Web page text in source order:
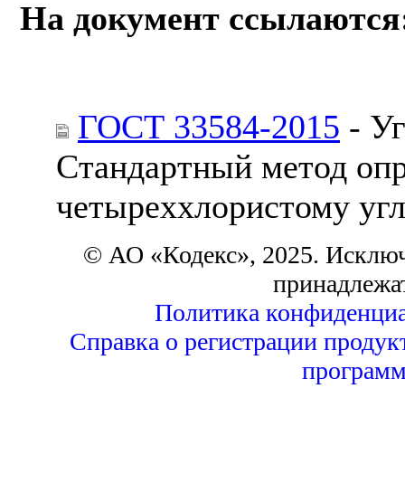
На документ
ГОСТ 33584-2015 -
Стандартный метод
четыреххлористому
© АО «Кодекс», 2025.
Политика
Справка о регистрации